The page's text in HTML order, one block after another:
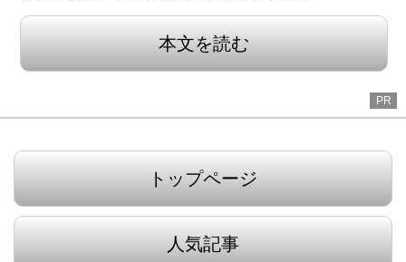
本文を読む
PR
トップページ
人気記事